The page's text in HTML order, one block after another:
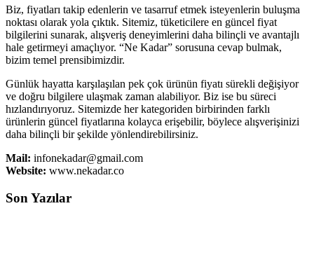
Biz, fiyatları takip edenlerin ve tasarruf etmek isteyenlerin buluşma
noktası olarak yola çıktık. Sitemiz, tüketicilere en güncel fiyat
bilgilerini sunarak, alışveriş deneyimlerini daha bilinçli ve avantajlı
hale getirmeyi amaçlıyor. “Ne Kadar” sorusuna cevap bulmak,
bizim temel prensibimizdir.
Günlük hayatta karşılaşılan pek çok ürünün fiyatı sürekli değişiyor
ve doğru bilgilere ulaşmak zaman alabiliyor. Biz ise bu süreci
hızlandırıyoruz. Sitemizde her kategoriden birbirinden farklı
ürünlerin güncel fiyatlarına kolayca erişebilir, böylece alışverişinizi
daha bilinçli bir şekilde yönlendirebilirsiniz.
Mail: infonekadar@gmail.com
Website: www.nekadar.co
Son Yazılar